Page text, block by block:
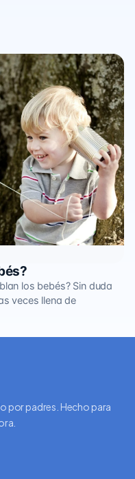
los bebés? Sin duda
veces llena de
por padres. Hecho para